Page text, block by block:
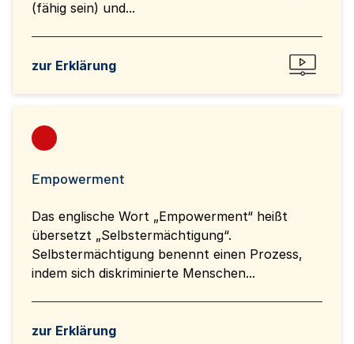
(fähig sein) und...
zur Erklärung
Empowerment
Das englische Wort „Empowerment“ heißt
übersetzt „Selbstermächtigung“.
Selbstermächtigung benennt einen Prozess,
indem sich diskriminierte Menschen...
zur Erklärung